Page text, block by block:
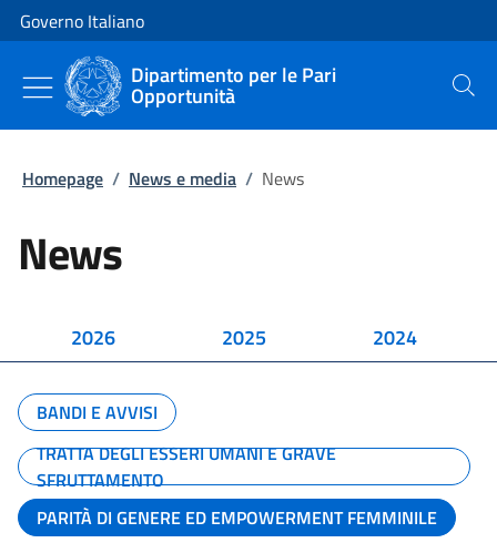
Vai al contenuto
Vai alla navigazione del sito
Governo Italiano
Dipartimento per le Pari
Opportunità Cerca
Homepage / News e media / News
News
2026 2025 2024
BANDI E AVVISI
TRATTA DEGLI ESSERI UMANI E GRAVE
SFRUTTAMENTO
PARITÀ DI GENERE ED EMPOWERMENT FEMMINILE